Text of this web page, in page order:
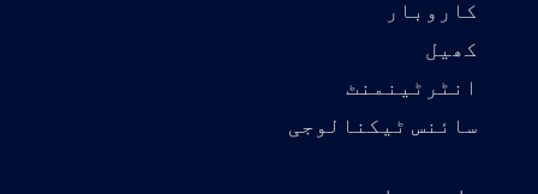
کاروبار
کھیل
انٹرٹینمنٹ
سائنس ٹیکنالوجی